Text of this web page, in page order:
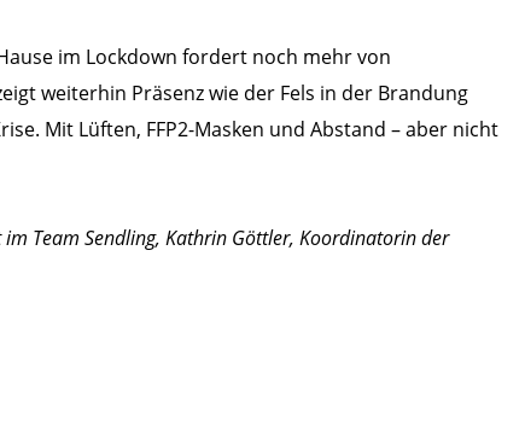
im Lockdown fordert noch mehr von
weiterhin Präsenz wie der Fels in der Brandung
Mit Lüften, FFP2-Masken und Abstand – aber nicht
im Team Sendling, Kathrin Göttler, Koordinatorin der